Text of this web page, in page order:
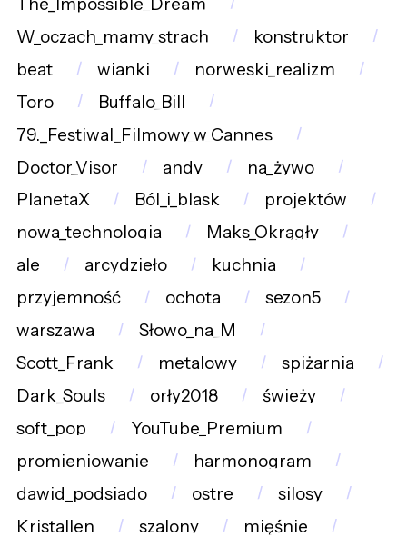
W_oczach_mamy_strach
konstruktor
beat
wianki
norweski_realizm
Toro
Buffalo_Bill
79._Festiwal_Filmowy_w_Cannes
Doctor_Visor
andy
na_żywo
PlanetaX
Ból_i_blask
projektów
nowa_technologia
Maks_Okrągły
ale
arcydzieło
kuchnia
przyjemność
ochota
sezon5
warszawa
Słowo_na_M
Scott_Frank
metalowy
spiżarnia
Dark_Souls
orły2018
świeży
soft_pop
YouTube_Premium
promieniowanie
harmonogram
dawid_podsiado
ostre
silosy
Kristallen
szalony mięśnie